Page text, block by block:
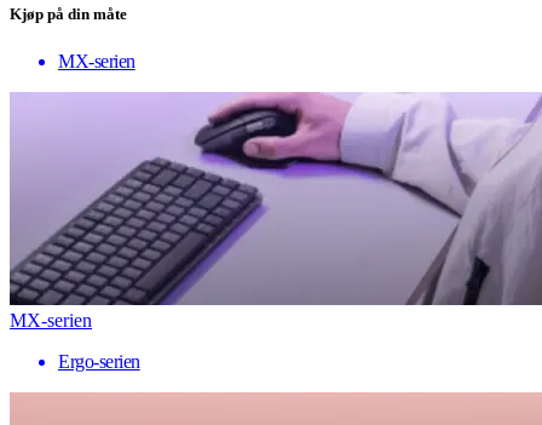
Kjøp på din måte
MX-serien
MX-serien
Ergo-serien